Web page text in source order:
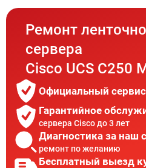
Ремонт
сервера
Cisco UCS C250
Официальный сервис
Гарантийное
сервера Cisco до 3 лет
Диагностика за наш
ремонт по желанию
Бесплатный выезд